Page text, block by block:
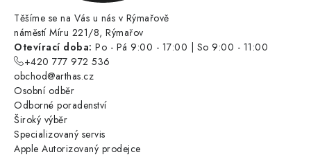
Těšíme se na Vás u nás v Rýmařově
náměstí Míru 221/8, Rýmařov
Otevírací doba: Po - Pá 9:00 - 17:00 | So 9:00 - 11:00
+420 777 972 536
obchod@arthas.cz
Osobní odběr
Odborné poradenství
Široký výběr
Specializovaný servis
Apple Autorizovaný prodejce